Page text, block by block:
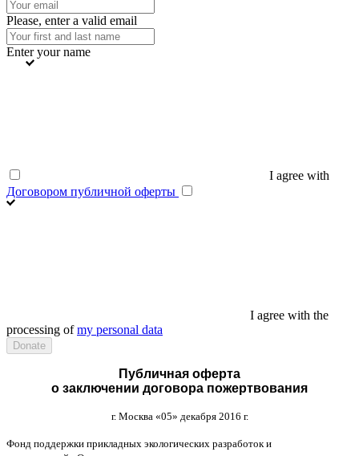
Please, enter a valid email
Enter your name
I agree with
Договором публичной оферты
I agree with the
processing ofmy personal data
Публичная оферта
о заключении договора пожертвования
г. Москва «05» декабря 2016 г.
Фонд поддержки прикладных экологических разработок и